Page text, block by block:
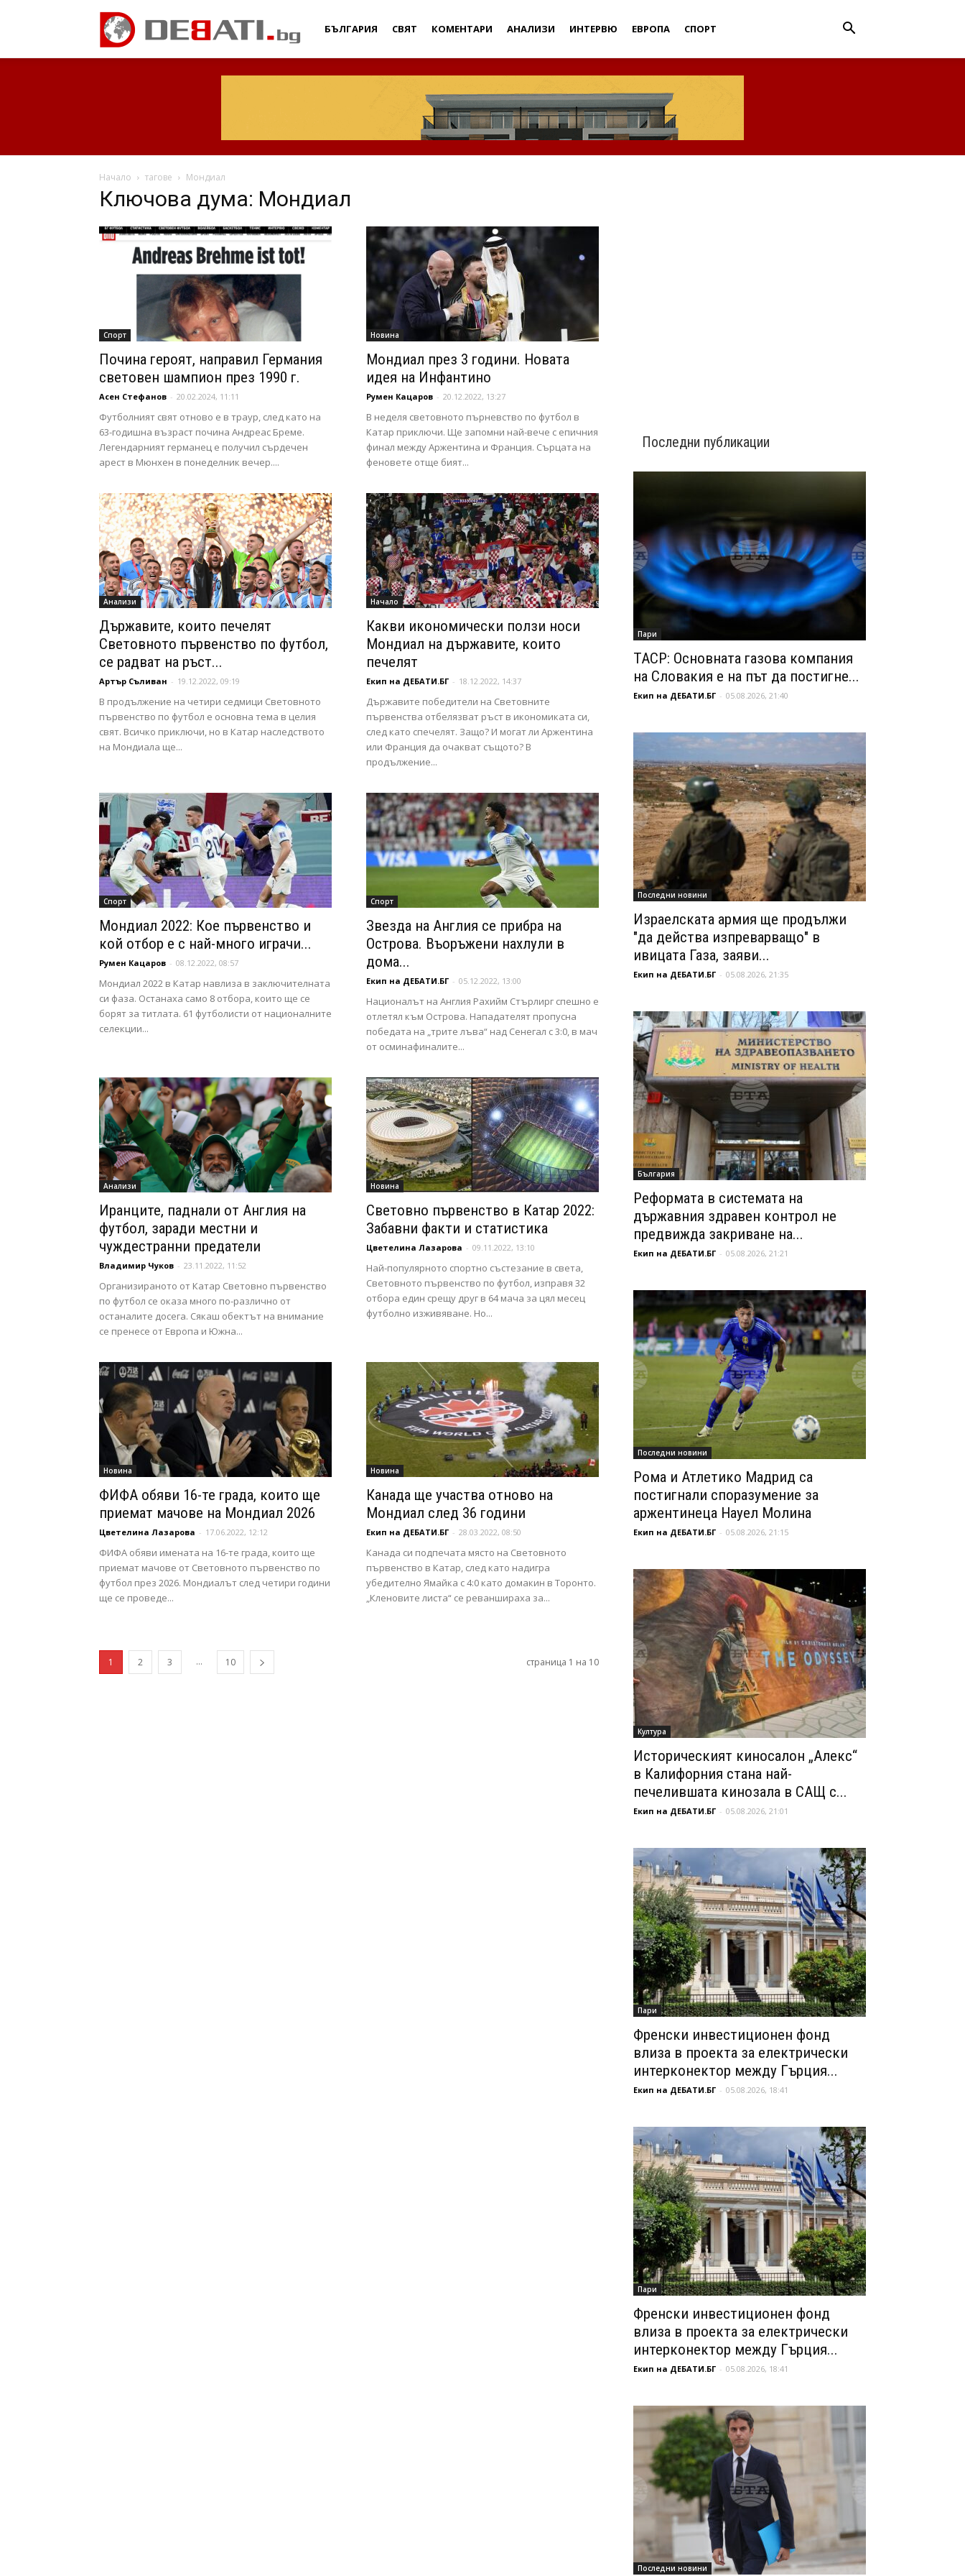
Дебати
БЪЛГАРИЯ СВЯТ КОМЕНТАРИ АНАЛИЗИ ИНТЕРВЮ ЕВРОПА СПОРТ
Начало тагове Мондиал
Ключова дума: Мондиал
Спорт
Почина героят, направил Германия
световен шампион през 1990 г.
Асен Стефанов - 20.02.2024, 11:11
Футболният свят отново е в траур, след като на
63-годишна възраст почина Андреас Бреме.
Легендарният германец е получил сърдечен
арест в Мюнхен в понеделник вечер....
Новина
Мондиал през 3 години. Новата
идея на Инфантино
Румен Кацаров - 20.12.2022, 13:27
В неделя световното пърневство по футбол в
Катар приключи. Ще запомни най-вече с епичния
финал между Аржентина и Франция. Сърцата на
феновете отще бият...
Анализи
Държавите, които печелят
Световното първенство по футбол,
се радват на ръст...
Артър Съливан - 19.12.2022, 09:19
В продължение на четири седмици Световното
първенство по футбол е основна тема в целия
свят. Всичко приключи, но в Катар наследството
на Мондиала ще...
Начало
Какви икономически ползи носи
Мондиал на държавите, които
печелят
Екип на ДЕБАТИ.БГ - 18.12.2022, 14:37
Държавите победители на Световните
първенства отбелязват ръст в икономиката си,
след като спечелят. Защо? И могат ли Аржентина
или Франция да очакват същото? В
продължение...
Спорт
Мондиал 2022: Кое първенство и
кой отбор е с най-много играчи...
Румен Кацаров - 08.12.2022, 08:57
Мондиал 2022 в Катар навлиза в заключителната
си фаза. Останаха само 8 отбора, които ще се
борят за титлата. 61 футболисти от националните
селекции...
Спорт
Звезда на Англия се прибра на
Острова. Въоръжени нахлули в
дома...
Екип на ДЕБАТИ.БГ - 05.12.2022, 13:00
Националът на Англия Рахийм Стърлирг спешно е
отлетял към Острова. Нападателят пропусна
победата на „трите лъва“ над Сенегал с 3:0, в мач
от осминафиналите...
Анализи
Иранците, паднали от Англия на
футбол, заради местни и
чуждестранни предатели
Владимир Чуков - 23.11.2022, 11:52
Организираното от Катар Световно първенство
по футбол се оказа много по-различно от
останалите досега. Сякаш обектът на внимание
се пренесе от Европа и Южна...
Новина
Световно първенство в Катар 2022:
Забавни факти и статистика
Цветелина Лазарова - 09.11.2022, 13:10
Най-популярното спортно състезание в света,
Световното първенство по футбол, изправя 32
отбора един срещу друг в 64 мача за цял месец
футболно изживяване. Но...
Новина
ФИФА обяви 16-те града, които ще
приемат мачове на Мондиал 2026
Цветелина Лазарова - 17.06.2022, 12:12
ФИФА обяви имената на 16-те града, които ще
приемат мачове от Световното първенство по
футбол през 2026. Мондиалът след четири години
ще се проведе...
Новина
Канада ще участва отново на
Мондиал след 36 години
Екип на ДЕБАТИ.БГ - 28.03.2022, 08:50
Канада си подпечата място на Световното
първенство в Катар, след като надигра
убедително Ямайка с 4:0 като домакин в Торонто.
„Кленовите листа“ се реваншираха за...
1 2 3 ... 10 страница 1 на 10
Последни публикации
Пари
ТАСР: Основната газова компания
на Словакия е на път да постигне...
Екип на ДЕБАТИ.БГ - 05.08.2026, 21:40
Последни новини
Израелската армия ще продължи
"да действа изпреварващо" в
ивицата Газа, заяви...
Екип на ДЕБАТИ.БГ - 05.08.2026, 21:35
България
Реформата в системата на
държавния здравен контрол не
предвижда закриване на...
Екип на ДЕБАТИ.БГ - 05.08.2026, 21:21
Последни новини
Рома и Атлетико Мадрид са
постигнали споразумение за
аржентинеца Науел Молина
Екип на ДЕБАТИ.БГ - 05.08.2026, 21:15
Култура
Историческият киносалон „Алекс“
в Калифорния стана най-
печелившата кинозала в САЩ с...
Екип на ДЕБАТИ.БГ - 05.08.2026, 21:01
Пари
Френски инвестиционен фонд
влиза в проекта за електрически
интерконектор между Гърция...
Екип на ДЕБАТИ.БГ - 05.08.2026, 18:41
Пари
Френски инвестиционен фонд
влиза в проекта за електрически
интерконектор между Гърция...
Екип на ДЕБАТИ.БГ - 05.08.2026, 18:41
Последни новини